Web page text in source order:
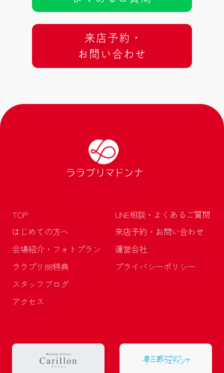
来店予約 ･
お問い合わせ
TOP
はじめての方へ
会場紹介・フォトプラン
ララプリ88特典
スタッフブログ
アクセス
LINE相談・よくあるご質問
来店予約・お問い合わせ
運営会社
プライバシーポリシー